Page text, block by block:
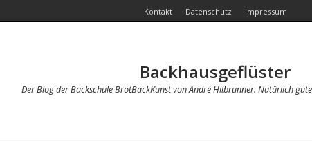
Kontakt Datenschutz Impressum
Backhausgeflüster
Der Blog der Backschule BrotBackKunst von André Hilbrunner. Natürlich